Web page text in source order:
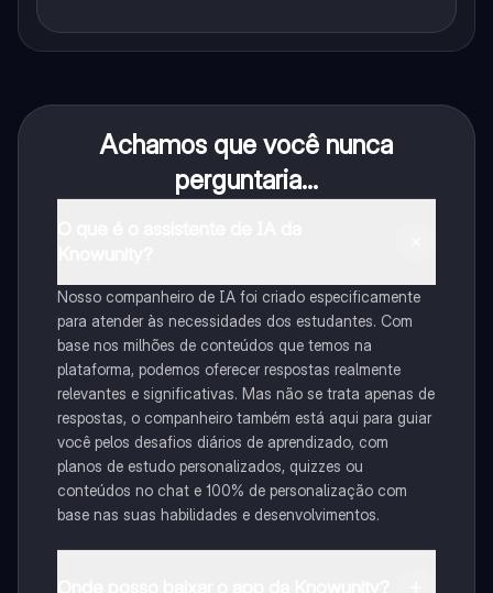
Achamos que você nunca
perguntaria...
Nosso companheiro de IA foi criado especificamente
para atender às necessidades dos estudantes. Com
base nos milhões de conteúdos que temos na
plataforma, podemos oferecer respostas realmente
relevantes e significativas. Mas não se trata apenas de
respostas, o companheiro também está aqui para guiar
você pelos desafios diários de aprendizado, com
planos de estudo personalizados, quizzes ou
conteúdos no chat e 100% de personalização com
base nas suas habilidades e desenvolvimentos.